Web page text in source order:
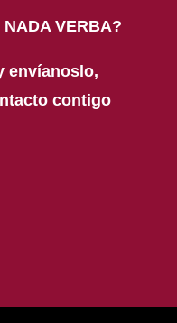
VERBA?
envíanoslo,
contigo